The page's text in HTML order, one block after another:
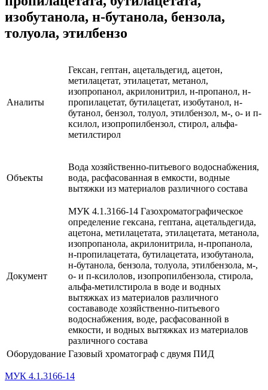
изобутанола, н-бутанола, бензола,
толуола, этилбензо
Аналиты
Гексан, гептан, ацетальдегид, ацетон,
метилацетат, этилацетат, метанол,
изопропанол, акрилонитрил, н-пропанол, н-
пропилацетат, бутилацетат, изобутанол, н-
бутанол, бензол, толуол, этилбензол, м-, о- и п-
ксилол, изопропилбензол, стирол, альфа-
метилстирол
Объекты
Вода хозяйственно-питьевого водоснабжения,
вода, расфасованная в емкости, водные
вытяжки из материалов различного состава
Документ
МУК 4.1.3166-14 Газохроматографическое
определение гексана, гептана, ацетальдегида,
ацетона, метилацетата, этилацетата, метанола,
изопропанола, акрилонитрила, н-пропанола,
н-пропилацетата, бутилацетата, изобутанола,
н-бутанола, бензола, толуола, этилбензола, м-,
о- и п-ксилолов, изопропилбензола, стирола,
альфа-метилстирола в воде и водных
вытяжках из материалов различного
состававоде хозяйственно-питьевого
водоснабжения, воде, расфасованной в
емкости, и водных вытяжках из материалов
различного состава
Оборудование Газовый хроматограф с двумя ПИД
МУК 4.1.3166-14